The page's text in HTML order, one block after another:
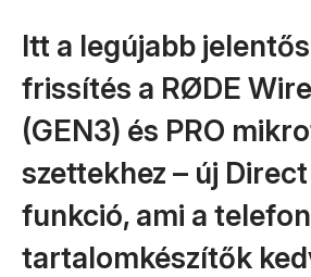
Itt a legújabb
frissítés a RØDE
(GEN3) és PRO
szettekhez – új
funkció, ami a
tartalomkészítők